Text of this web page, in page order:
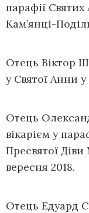
парафії
Кам’янці-
Отець Віктор
у Святої Анни
Отець
вікарієм у
Пресвятої Діви
вересня 2018.
Отець Едуард